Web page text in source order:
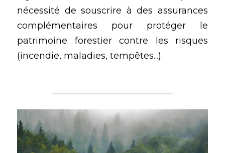
nécessité de souscrire à des assurances
complémentaires pour protéger le
patrimoine forestier contre les risques
(incendie, maladies, tempêtes...).